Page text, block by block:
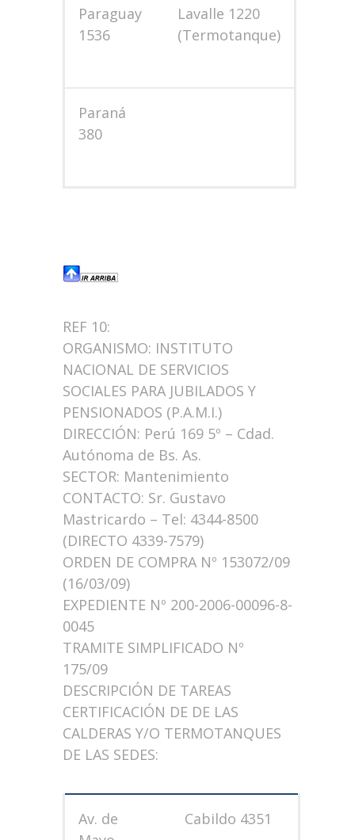
Paraguay
1536
Lavalle 1220
(Termotanque)
Paraná
380
REF 10:
ORGANISMO: INSTITUTO
NACIONAL DE SERVICIOS
SOCIALES PARA JUBILADOS Y
PENSIONADOS (P.A.M.I.)
DIRECCIÓN: Perú 169 5º – Cdad.
Autónoma de Bs. As.
SECTOR: Mantenimiento
CONTACTO: Sr. Gustavo
Mastricardo – Tel: 4344-8500
(DIRECTO 4339-7579)
ORDEN DE COMPRA Nº 153072/09
(16/03/09)
EXPEDIENTE Nº 200-2006-00096-8-
0045
TRAMITE SIMPLIFICADO Nº
175/09
DESCRIPCIÓN DE TAREAS
CERTIFICACIÓN DE DE LAS
CALDERAS Y/O TERMOTANQUES
DE LAS SEDES:
Av. de
Cabildo 4351